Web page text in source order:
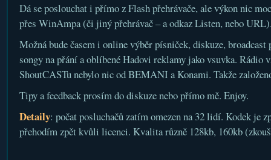
Dá se poslouchat i přímo z Flash přehrávače, ale výkon nic
přes WinAmpa (či jiný přehrávač – a odkaz Listen, nebo
Možná bude časem i online výběr písniček, diskuze, broadcast
songy na přání a oblíbené Hadovi reklamy jako vsuvka. Rádio
ShoutCASTu nebylo nic od BEMANI a Konami. Takže
Tipy a feedback prosím do diskuze nebo přímo mě. Enjoy.
Detaily: počat posluchačů zatím omezen na 32 lidí. Kodek je
přehodím zpět kvůli licenci. Kvalita různě 128kb, 160kb